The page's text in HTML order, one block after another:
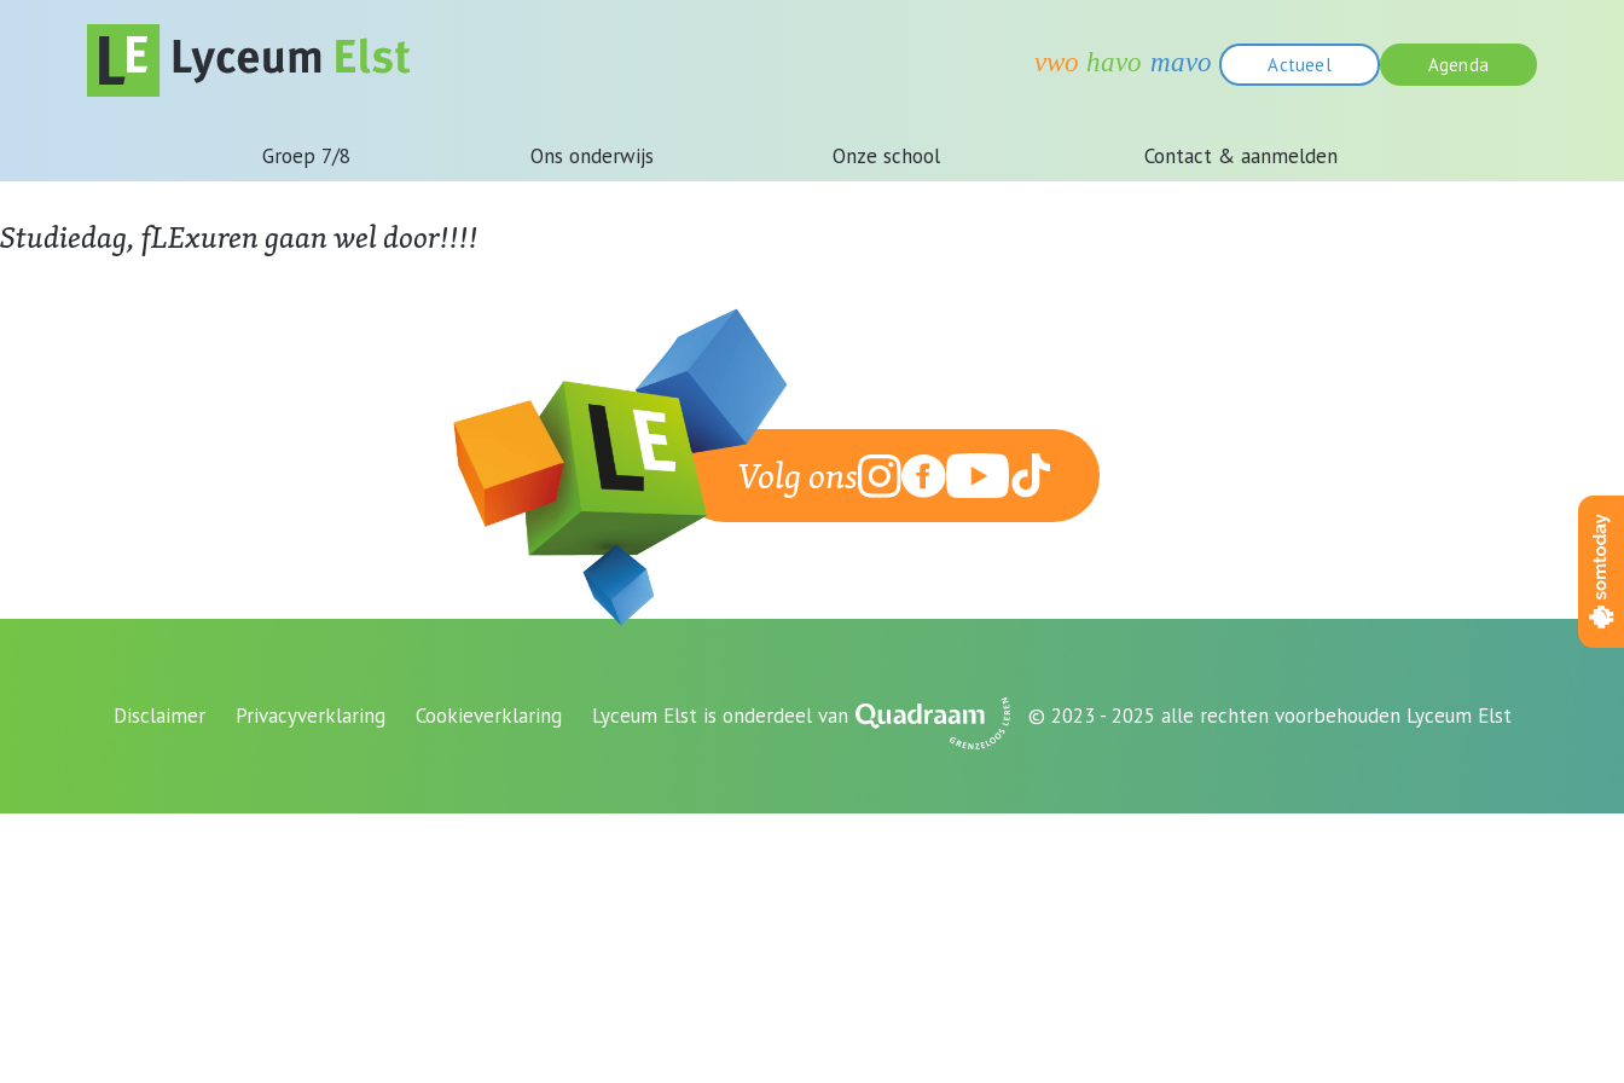
Actueel Agenda
Groep 7/8 Ons onderwijs Onze school Contact & aanmelden
Studiedag, fLExuren gaan wel door!!!!
Volg ons
Disclaimer Privacyverklaring Cookieverklaring Lyceum Elst is onderdeel van © 2023 - 2025 alle rechten voorbehouden Lyceum Elst